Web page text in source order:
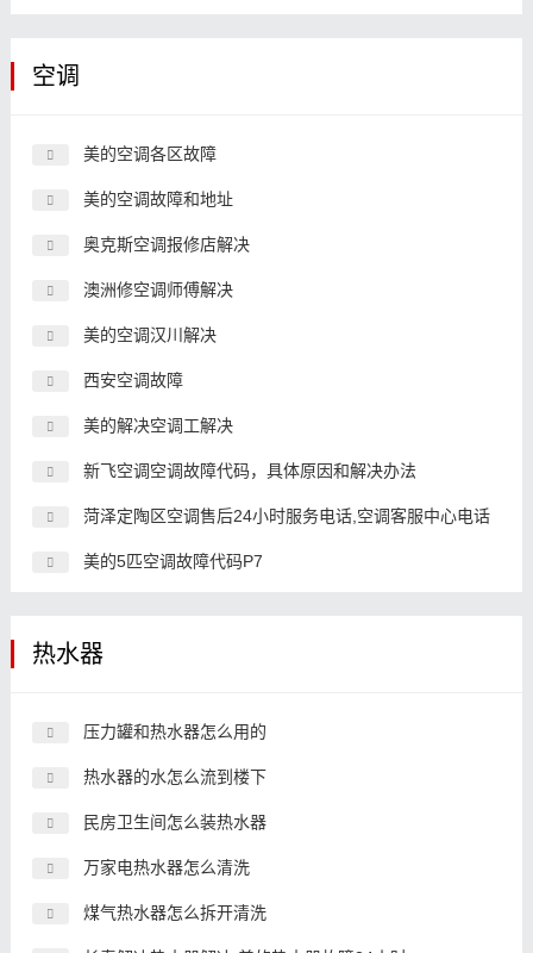
空调
美的空调各区故障
美的空调故障和地址
奥克斯空调报修店解决
澳洲修空调师傅解决
美的空调汉川解决
西安空调故障
美的解决空调工解决
新飞空调空调故障代码，具体原因和解决办法
菏泽定陶区空调售后24小时服务电话,空调客服中心电话
美的5匹空调故障代码P7
热水器
压力罐和热水器怎么用的
热水器的水怎么流到楼下
民房卫生间怎么装热水器
万家电热水器怎么清洗
煤气热水器怎么拆开清洗